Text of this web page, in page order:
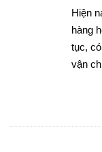
Hiện
hàng
tục,
vận